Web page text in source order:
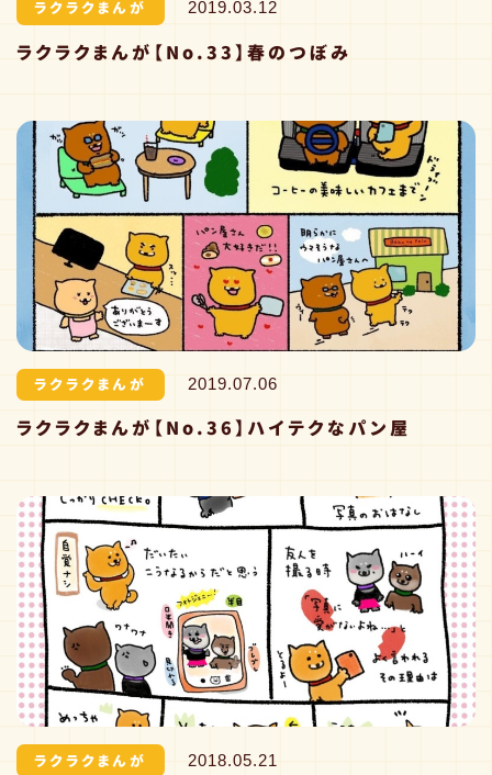
ラクラクまんが 2019.03.12
ラクラクまんが【No.33】春のつぼみ
ラクラクまんが 2019.07.06
ラクラクまんが【No.36】ハイテクなパン屋
ラクラクまんが 2018.05.21